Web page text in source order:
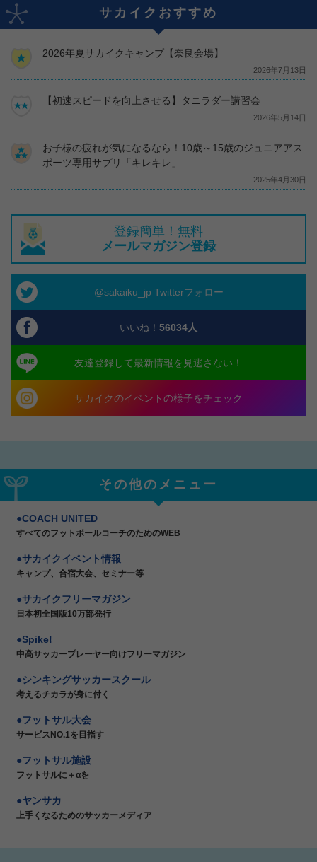
サカイクおすすめ
2026年夏サカイクキャンプ【奈良会場】
2026年7月13日
【初速スピードを向上させる】タニラダー講習会
2026年5月14日
お子様の疲れが気になるなら！10歳～15歳のジュニアアス
ポーツ専用サプリ「キレキレ」
2025年4月30日
登録簡単！無料
メールマガジン登録
@sakaiku_jp Twitterフォロー
いいね！ 56034人
友達登録して最新情報を見逃さない！
サカイクのイベントの様子をチェック
その他のメニュー
COACH UNITED
すべてのフットボールコーチのためのWEB
サカイクイベント情報
キャンプ、合宿大会、セミナー等
サカイクフリーマガジン
日本初全国版10万部発行
Spike!
中高サッカープレーヤー向けフリーマガジン
シンキングサッカースクール
考えるチカラが身に付く
フットサル大会
サービスNO.1を目指す
フットサル施設
フットサルに＋αを
ヤンサカ
上手くなるためのサッカーメディア